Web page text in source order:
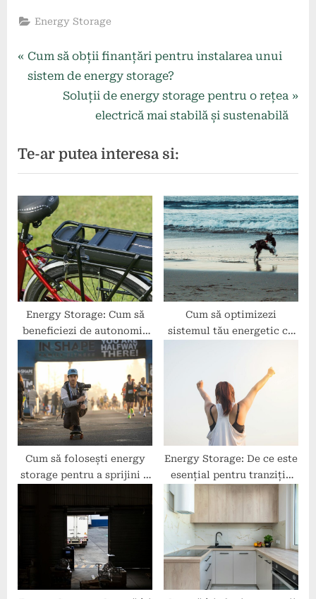
Energy Storage
Navigare
P
r
o
u
s
P
o
s
t
:
Cum să obții finanțări pentru instalarea unui
sistem de energy storage?
N
t
P
o
s
t
:
Soluții de energy storage pentru o rețea
electrică mai stabilă și sustenabilă
Te-ar putea interesa si:
Energy Storage: Cum să
beneficiezi de autonomia
energetică în locuințe
moderne?
Cum să optimizezi
sistemul tău energetic cu
Cum să folosești energy
storage pentru a sprijini o
Energy Storage: De ce este
esențial pentru tranziția
către surse regenerabile?